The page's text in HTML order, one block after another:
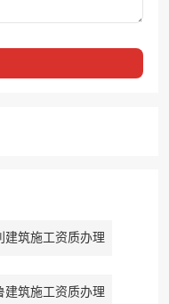
建筑施工资质办理
建筑施工资质办理